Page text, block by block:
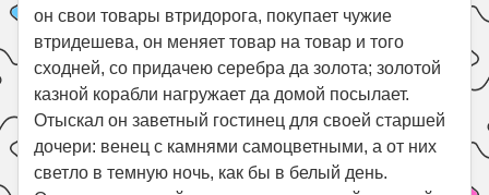
он свои товары втридорога, покупает чужие
втридешева, он меняет товар на товар и того
сходней, со придачею серебра да золота; золотой
казной корабли нагружает да домой посылает.
Отыскал он заветный гостинец для своей старшей
дочери: венец с камнями самоцветными, а от них
светло в темную ночь, как бы в белый день.